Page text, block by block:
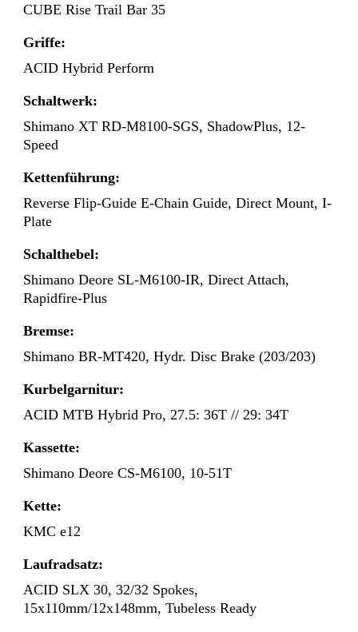
CUBE Rise Trail Bar 35
Griffe:
ACID Hybrid Perform
Schaltwerk:
Shimano XT RD-M8100-SGS, ShadowPlus, 12-
Speed
Kettenführung:
Reverse Flip-Guide E-Chain Guide, Direct Mount, I-
Plate
Schalthebel:
Shimano Deore SL-M6100-IR, Direct Attach,
Rapidfire-Plus
Bremse:
Shimano BR-MT420, Hydr. Disc Brake (203/203)
Kurbelgarnitur:
ACID MTB Hybrid Pro, 27.5: 36T // 29: 34T
Kassette:
Shimano Deore CS-M6100, 10-51T
Kette:
KMC e12
Laufradsatz:
ACID SLX 30, 32/32 Spokes,
15x110mm/12x148mm, Tubeless Ready